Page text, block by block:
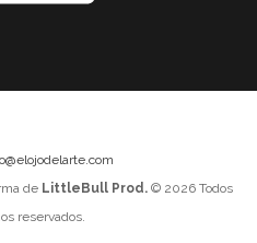
de LittleBull Prod.© 2026 Todos
reservados.